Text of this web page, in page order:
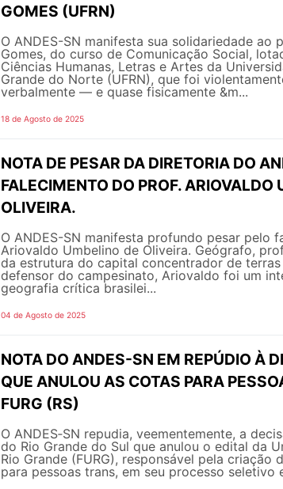
GOMES (UFRN)
O ANDES-SN manifesta sua solidariedade ao
Gomes, do curso de Comunicação Social,
Ciências Humanas, Letras e Artes da
Grande do Norte (UFRN), que foi
verbalmente — e quase fisicamente &m...
18 de Agosto de 2025
NOTA DE PESAR DA DIRETORIA DO
FALECIMENTO DO PROF. ARIOVALDO
OLIVEIRA.
O ANDES-SN manifesta profundo pesar pelo
Ariovaldo Umbelino de Oliveira. Geógrafo,
da estrutura do capital concentrador de
defensor do campesinato, Ariovaldo foi um
geografia crítica brasilei...
04 de Agosto de 2025
NOTA DO ANDES-SN EM REPÚDIO À
QUE ANULOU AS COTAS PARA
FURG (RS)
O ANDES‑SN repudia, veementemente, a
do Rio Grande do Sul que anulou o edital da
Rio Grande (FURG), responsável pela criação
para pessoas trans, em seu processo seletivo